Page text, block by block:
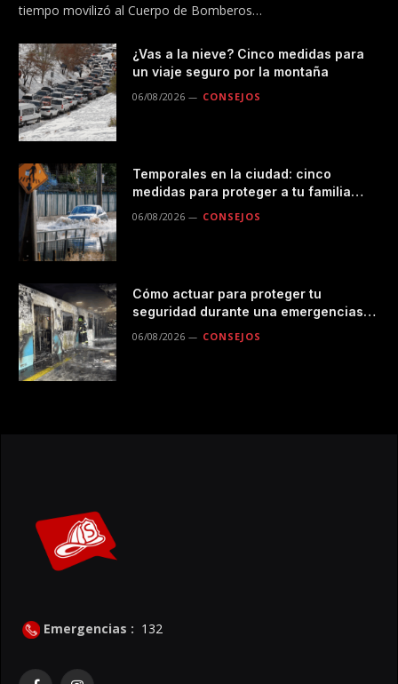
tiempo movilizó al Cuerpo de Bomberos…
¿Vas a la nieve? Cinco medidas para
un viaje seguro por la montaña
06/08/2026 CONSEJOS
Temporales en la ciudad: cinco
medidas para proteger a tu familia
06/08/2026 CONSEJOS
Cómo actuar para proteger tu
seguridad durante una emergencias
06/08/2026 CONSEJOS
Emergencias : 132